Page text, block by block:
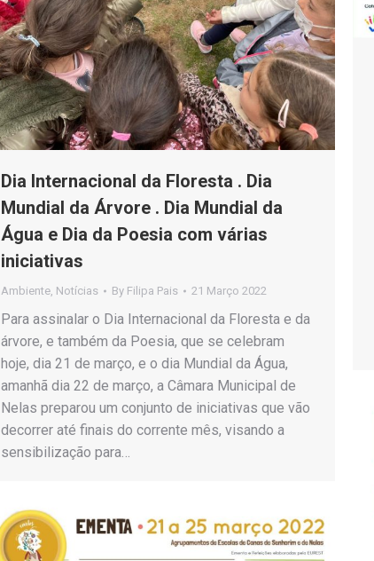
Dia Internacional da Floresta . Dia
Mundial da Árvore . Dia Mundial da
Água e Dia da Poesia com várias
iniciativas
Ambiente Notícias By Filipa Pais 21 Março 2022
Para assinalar o Dia Internacional da Floresta e da
árvore, e também da Poesia, que se celebram
hoje, dia 21 de março, e o dia Mundial da Água,
amanhã dia 22 de março, a Câmara Municipal de
Nelas preparou um conjunto de iniciativas que vão
decorrer até finais do corrente mês, visando a
sensibilização para…